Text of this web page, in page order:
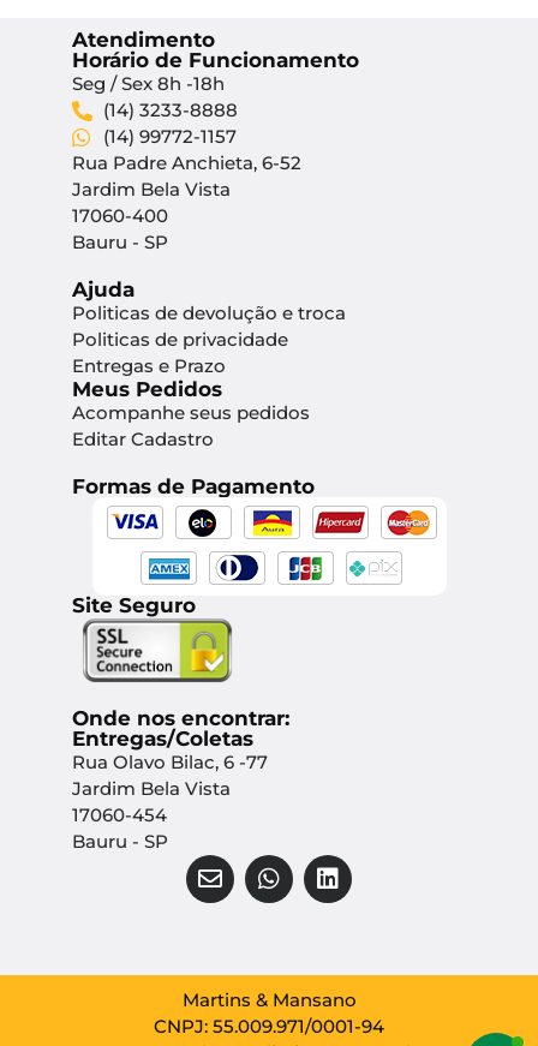
Atendimento
Horário de Funcionamento
Seg / Sex 8h -18h
(14) 3233-8888
(14) 99772-1157
Rua Padre Anchieta, 6-52
Jardim Bela Vista
17060-400
Bauru - SP
Ajuda
Politicas de devolução e troca
Politicas de privacidade
Entregas e Prazo
Meus Pedidos
Acompanhe seus pedidos
Editar Cadastro
Formas de Pagamento
Site Seguro
Onde nos encontrar:
Entregas/Coletas
Rua Olavo Bilac, 6 -77
Jardim Bela Vista
17060-454
Bauru - SP
Martins & Mansano
CNPJ: 55.009.971/0001-94